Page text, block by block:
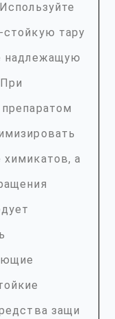
стойкую тару
надлежащую
а
защи